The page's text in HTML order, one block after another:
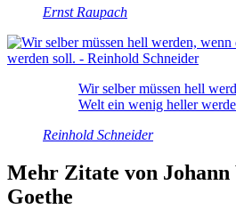
Ernst Raupach
Wir selber müssen hell
Welt ein wenig heller
Reinhold Schneider
Mehr Zitate von Johann
Goethe